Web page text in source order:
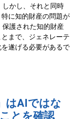
かし、それと同時
に知的財産の問題が
護された知的財産
まで、ジェネレーテ
遂げる必要があるで
はAIではな
とを確認